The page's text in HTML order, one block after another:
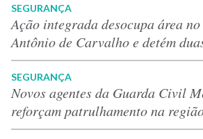
SEGURANÇA
Ação integrada desocupa área
Antônio de Carvalho e detém
SEGURANÇA
Novos agentes da Guarda Civil
reforçam patrulhamento na